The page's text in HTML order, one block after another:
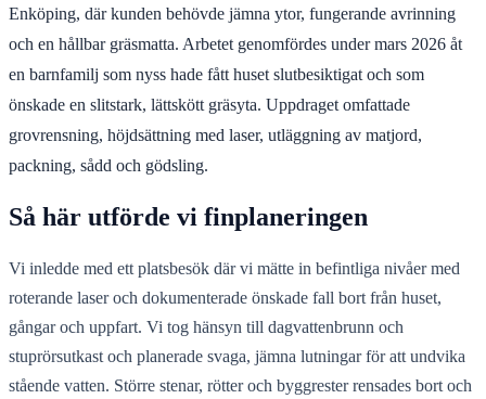
Enköping, där kunden behövde jämna ytor, fungerande avrinning
och en hållbar gräsmatta. Arbetet genomfördes under mars 2026 åt
en barnfamilj som nyss hade fått huset slutbesiktigat och som
önskade en slitstark, lättskött gräsyta. Uppdraget omfattade
grovrensning, höjdsättning med laser, utläggning av matjord,
packning, sådd och gödsling.
Så här utförde vi finplaneringen
Vi inledde med ett platsbesök där vi mätte in befintliga nivåer med
roterande laser och dokumenterade önskade fall bort från huset,
gångar och uppfart. Vi tog hänsyn till dagvattenbrunn och
stuprörsutkast och planerade svaga, jämna lutningar för att undvika
stående vatten. Större stenar, rötter och byggrester rensades bort och